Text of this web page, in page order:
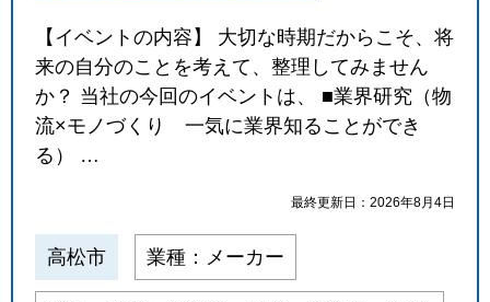
【イベントの内容】 大切な時期だからこそ、将
来の自分のことを考えて、整理してみません
か？ 当社の今回のイベントは、 ■業界研究（物
流×モノづくり 一気に業界知ることができ
る） …
最終更新日：2026年8月4日
高松市 業種：メーカー